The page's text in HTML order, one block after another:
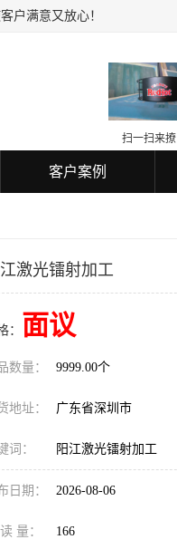
户满意又放心！
扫一扫来撩
客户案例
激光镭射加工
： 面议
数量： 9999.00个
地址： 广东省深圳市
词： 阳江激光镭射加工
日期： 2026-08-06
量： 166